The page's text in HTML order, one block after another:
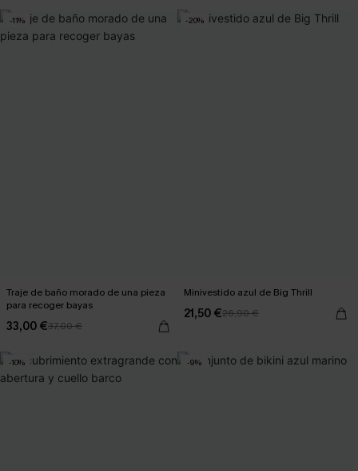
-11%
Traje de baño morado de una pieza
para recoger bayas
33,00 €37,00 €
-20%
Minivestido azul de Big Thrill
21,50 €26,90 €
-10% -9%